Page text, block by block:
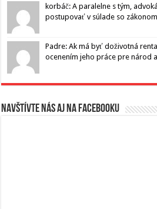
korbáč: A paralelne s tým,
postupovať v súlade so
Padre: Ak má byť doživotná
ocenením jeho práce pre národ
Navštívte nás aj na Facebooku